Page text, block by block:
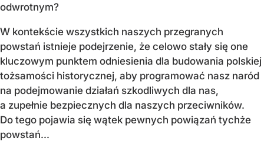
odwrotnym?
W kontekście wszystkich naszych przegranych
powstań istnieje podejrzenie, że celowo stały się one
kluczowym punktem odniesienia dla budowania polskiej
tożsamości historycznej, aby programować nasz naród
na podejmowanie działań szkodliwych dla nas,
a zupełnie bezpiecznych dla naszych przeciwników.
Do tego pojawia się wątek pewnych powiązań tychże
powstań...